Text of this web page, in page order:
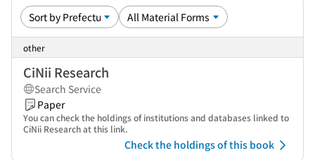
other
CiNii Research
Search Service
Paper
You can check the holdings of institutions and databases linked to
CiNii Research at this link.
Check the holdings of this book